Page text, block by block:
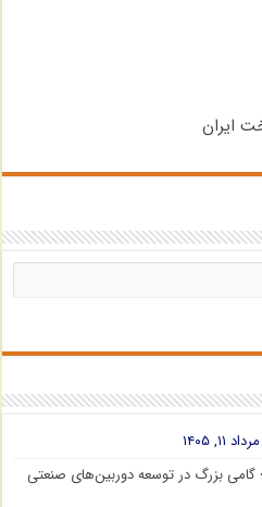
ایران
مرداد ۱۱, ۱۴۰۵
گامی بزرگ در توسعه دوربین‌های صنعتی